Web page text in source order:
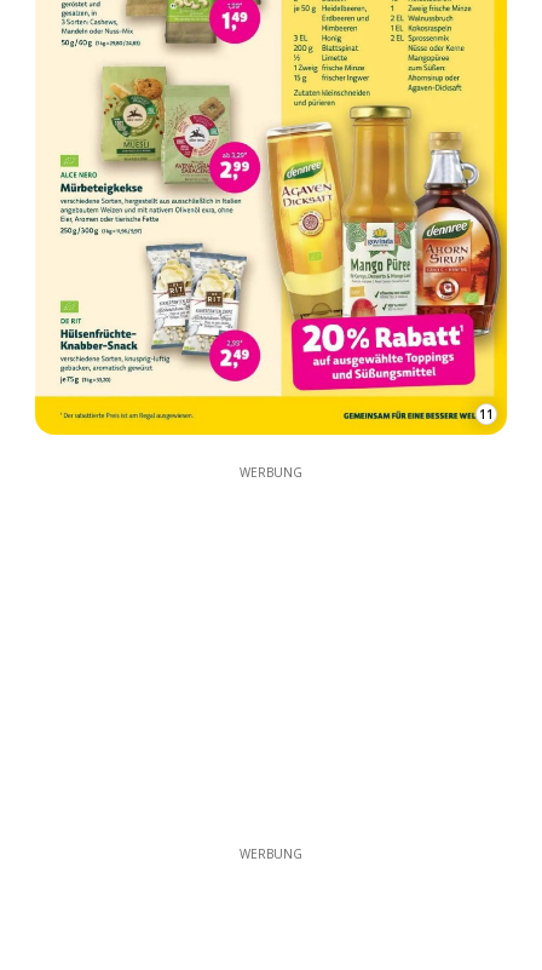
11
WERBUNG
WERBUNG